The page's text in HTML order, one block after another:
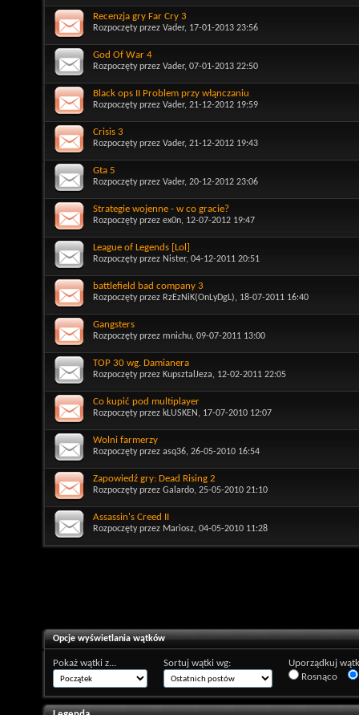
Recenzja gry Far Cry 3
Rozpoczęty przez Vader, 17-01-2013 23:56
God Of War 4
Rozpoczęty przez Vader, 07-01-2013 22:50
Black ops II Problem przy włąnczaniu
Rozpoczęty przez Vader, 21-12-2012 19:59
Crisis 3
Rozpoczęty przez Vader, 21-12-2012 19:43
Gta 5
Rozpoczęty przez Vader, 20-12-2012 23:06
Strategie wojenne - w co gracie?
Rozpoczęty przez ex0n, 12-07-2012 19:47
League of Legends [Lol]
Rozpoczęty przez Nister, 04-12-2011 20:51
battlefield bad company 3
Rozpoczęty przez RzEzNiK(OnLyDgL), 18-07-2011 16:40
Gangsters
Rozpoczęty przez mnichu, 09-07-2011 13:00
TOP 30 wg. Damianera
Rozpoczęty przez KupsztalJeza, 12-02-2011 22:05
Co kupić pod multiplayer
Rozpoczęty przez kLUSKEN , 17-07-2010 12:07
Wolni farmerzy
Rozpoczęty przez asq36, 26-05-2010 16:54
Zapowiedź gry: Dead Rising 2
Rozpoczęty przez Galardo, 25-05-2010 21:10
Assassin's Creed II
Rozpoczęty przez Mariosz, 04-05-2010 11:28
Opcje wyświetlania wątków
Pokaż wątki z... Sortuj wątki wg:
Uporządkuj
Rosnąco